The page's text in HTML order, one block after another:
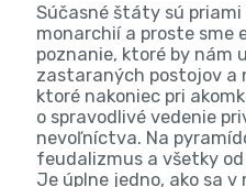
Súčasné štáty sú
monarchií a proste sme
poznanie, ktoré by nám
zastaraných postojov a
ktoré nakoniec pri
o spravodlivé vedenie
nevoľníctva. Na
feudalizmus a všetky
Je úplne jedno, ako sa